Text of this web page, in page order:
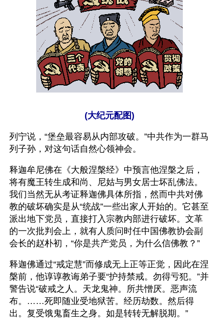
(大纪元配图)
列宁说，“堡垒最容易从内部攻破。”中共作为一群马
列子孙，对这句话自然心领神会。
释迦牟尼佛在《大般涅槃经》中预言他涅槃之后，
将有魔王转生成和尚、尼姑与男女居士坏乱佛法。
我们当然无从考证释迦佛具体所指，然而中共对佛
教的破坏确实是从“统战”一些出家人开始的。它甚至
派出地下党员，直接打入宗教内部进行破坏。文革
的一次批判会上，就有人质问时任中国佛教协会副
会长的赵朴初，“你是共产党员，为什么信佛教？”
释迦佛通过“戒定慧”而修成无上正等正觉，因此在涅
槃前，他谆谆教诲弟子要“护持禁戒。勿得亏犯。”并
警告说“破戒之人。天龙鬼神。所共憎厌。恶声流
布。……死即随业受地狱苦。经历劫数。然后得
出。复受饿鬼畜生之身。如是转转无解脱期。”